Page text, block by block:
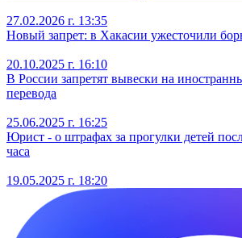
27.02.2026 г. 13:35
Новый запрет: в Хакасии ужесточили
20.10.2025 г. 16:10
В России запретят вывески на
перевода
25.06.2025 г. 16:25
Юрист - о штрафах за прогулки детей
часа
19.05.2025 г. 18:20